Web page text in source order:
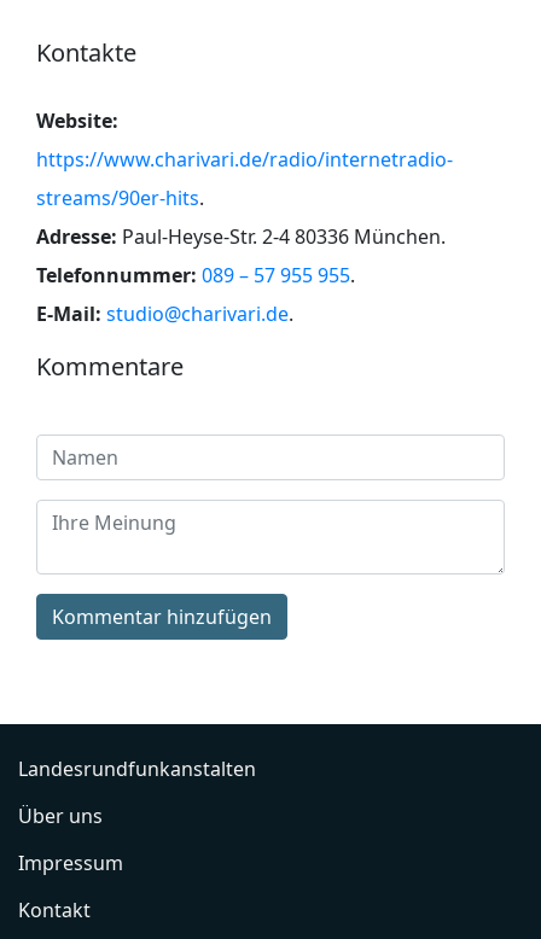
Kontakte
Website:
https://www.charivari.de/radio/internetradio-
streams/90er-hits.
Adresse: Paul-Heyse-Str. 2-4 80336 München.
Telefonnummer: 089 – 57 955 955.
E-Mail: studio@charivari.de.
Kommentare
Kommentar hinzufügen
Landesrundfunkanstalten
Über uns
Impressum
Kontakt